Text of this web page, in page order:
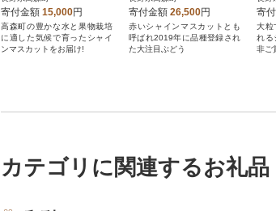
寄付金額 15,000円
高森町の豊かな水と果物栽培
に適した気候で育ったシャイ
ンマスカットをお届け!
寄付金額 26,500円
赤いシャインマスカットとも
呼ばれ2019年に品種登録され
た大注目ぶどう
下
寄
大粒
れる
非ご
カテゴリに関連するお礼品